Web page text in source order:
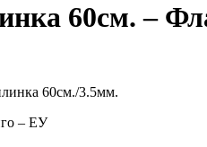
60см. –
60см./3.5мм.
– ЕУ